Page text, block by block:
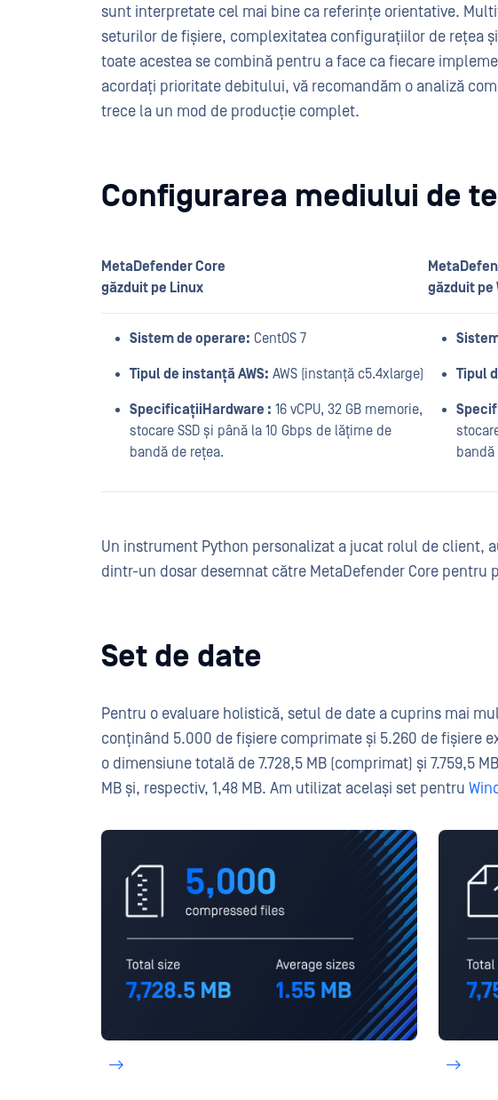
sunt interpretate cel mai bine ca referințe orientative.
seturilor de fișiere, complexitatea configurațiilor de rețea
toate acestea se combină pentru a face ca fiecare
acordați prioritate debitului, vă recomandăm o analiză
trece la un mod de producție complet.
Configurarea mediului de
MetaDefender Core
găzduit pe Linux
găzduit pe
Sistem de operare: CentOS 7
Tipul de instanță AWS: AWS (instanță c5.4xlarge)
SpecificațiiHardware : 16 vCPU, 32 GB memorie,
stocare SSD și până la 10 Gbps de lățime de
bandă de rețea.
Tipul
bandă
Un instrument Python personalizat a jucat rolul de client,
dintr-un dosar desemnat către MetaDefender Core pentru
Set de date
Pentru o evaluare holistică, setul de date a cuprins mai
conținând 5.000 de fișiere comprimate și 5.260 de fișiere
o dimensiune totală de 7.728,5 MB (comprimat) și 7.759,5
MB și, respectiv, 1,48 MB. Am utilizat același set pentru